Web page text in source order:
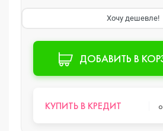
Хочу дешевле!
ДОБАВИТЬ В
КУПИТЬ В КРЕДИТ